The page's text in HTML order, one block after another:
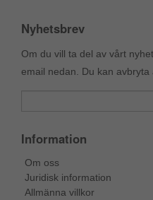
Nyhetsbrev
Om du vill ta del av vårt
email nedan. Du kan
Information
Om oss
Juridisk information
Allmänna villkor